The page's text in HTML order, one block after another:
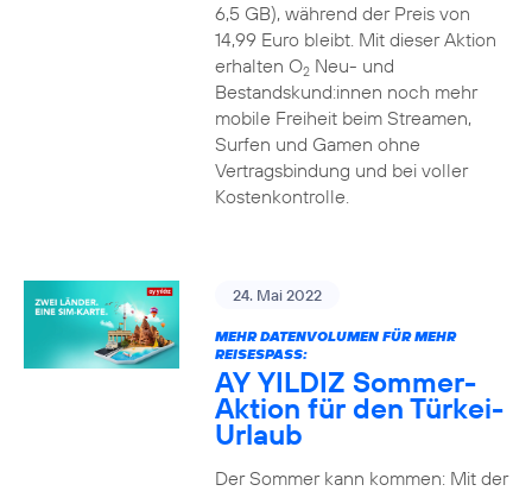
6,5 GB), während der Preis von
14,99 Euro bleibt. Mit dieser Aktion
erhalten O2Neu- und
Bestandskund:innen noch mehr
mobile Freiheit beim Streamen,
Surfen und Gamen ohne
Vertragsbindung und bei voller
Kostenkontrolle.
24. Mai 2022
MEHR DATENVOLUMEN FÜR MEHR
REISESPASS:
AY YILDIZ Sommer-
Aktion für den Türkei-
Urlaub
Der Sommer kann kommen: Mit der